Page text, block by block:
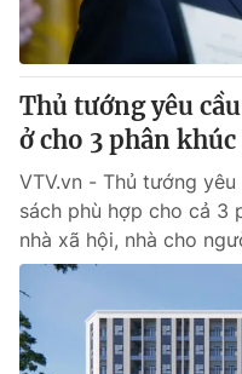
Thị trường
Tư vấn
Lịch phát sóng
Chuyên mục khác
Emagazine
Photo
Video
VTV Money
Thủ tướng yêu
ở cho 3 phân khúc
VTV.vn - Thủ tướng
sách phù hợp cho cả 3
nhà xã hội, nhà cho